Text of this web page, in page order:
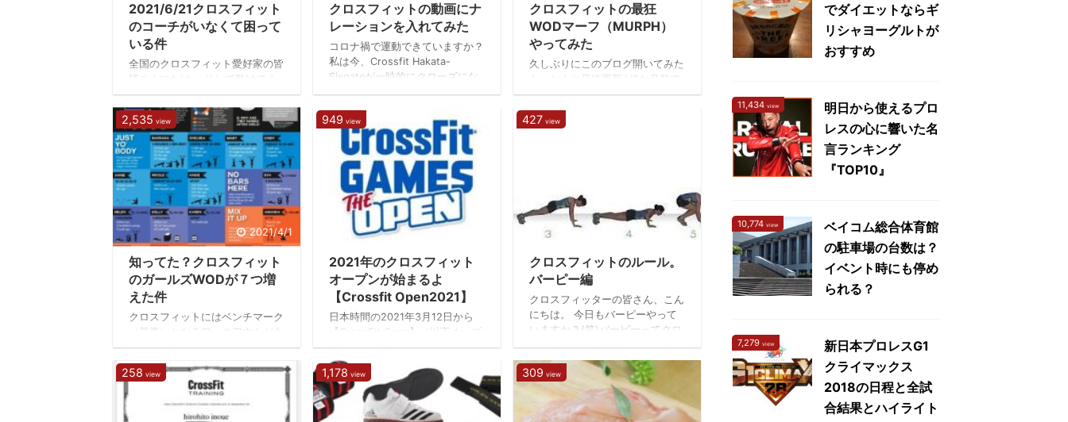
2021/6/21クロスフィット
のコーチがいなくて困って
いる件
全国のクロスフィット愛好家の皆
様こんにちは。 そして助けてく
ださい。僕たちには指導してくれ
るコーチがいないです。これから
「野良クロスフィッター」となり
そうです。※2021/6/21 CrossFit
Hakata Sixgateは2018年12月に
福岡県久留米市に誕生しました。
すこしづつ会員さんも増えてきた
のですが…。2021年5月19日に
CrossFit Hakata Sixgateの唯一
のコーチが解雇され、責任者不在
ということで一時閉鎖となりまし
た。 CrossFit Hakata Sixgateが
閉 ...
クロスフィットの動画にナ
レーションを入れてみた
コロナ禍で運動できていますか？
私は今、Crossfit Hakata-
Sixgateが一時的にクローズにな
っており運動する場所を失ってい
いので直接話を聞きにきてくださ
い。 動画にナレーションを入れ
てみた 動画編集アプリを入れて
自分の動画にナレーションを入れ
てみました。 特に技術的なこと
をしゃべるわけでもないです。こ
れは初めてナレーションいれてみ
たんですけど、YouTuberってテ
ンション高すぎですね。僕の声っ
て活舌悪くて眠くなりますね。 2
年ぶりに投稿したんですけど、登
録者 ...
クロスフィットの最狂
WODマーフ（MURPH）
やってみた
久しぶりにこのブログ開いてみた
ら、なんと最終更新が2か月前で
震えています。 諸事情があり更
新が滞っていましたが、またボチ
ボチ加筆していこうと思います。
が、こちらのマーフは”Hero
wod"というものです。 クロスフ
ィットのMURPHの概要 なかなか
イルは1.6kmです。1.6km走って
100回懸垂して、200回腕立て伏
2,535 view
2021/4/1
知ってた？クロスフィット
のガールズWODが７つ増
えた件
クロスフィットにはベンチマーク
（基準）となるワークアウトがあ
って、それらは女性の名前が付い
ているものが多く、ガールズ
WODと呼ばれています。有名な
のがフラン、バーバラ、シンディ
とかですね。 毎回違うトレーニ
949 view
2021年のクロスフィット
オープンが始まるよ
【Crossfit Open2021】
日本時間の2021年3月12日から
【CrossFit Open】（以下オープ
ン）が始まります。 ※ワークアウ
トが発表され次第、下部にどんど
ん追加していきます。目次から飛
んでね。※3/19,21.2ワークアウト
追加しました。 オープンとは世
427 view
2021/3/11
クロスフィットのルール。
バーピー編
クロスフィッターの皆さん、こん
にちは。 今日もバーピーやって
いますか？(笑)バーピーってクロ
クラスに疲れる有酸素運動ですよ
ね。ただ、最もポピュラーな運動
なのでWODにもいろんなバージ
ョンで登場します。 今回は、こ
258 view 1,178 view 309 view
でダイエットならギ
リシャヨーグルトが
おすすめ
11,434 view
明日から使えるプロ
レスの心に響いた名
言ランキング
『TOP10』
10,774 view
ベイコム総合体育館
の駐車場の台数は？
イベント時にも停め
られる？
7,279 view
新日本プロレスG1
クライマックス
2018の日程と全試
合結果とハイライト